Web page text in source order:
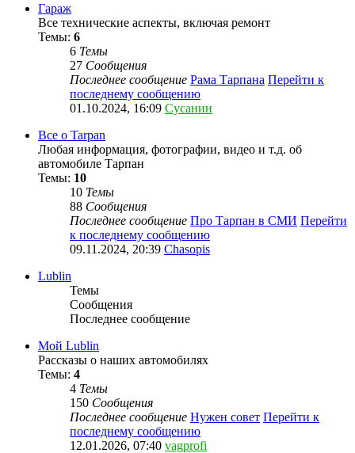
Гараж
Все технические аспекты, включая ремонт
Темы: 6
6 Темы
27 Сообщения
Последнее сообщение Рама Тарпана Перейти к
последнему сообщению
01.10.2024, 16:09 Сусанин
Все о Tarpan
Любая информация, фотографии, видео и т.д. об
автомобиле Тарпан
Темы: 10
10 Темы
88 Сообщения
Последнее сообщение Про Тарпан в СМИ Перейти
к последнему сообщению
09.11.2024, 20:39 Chasopis
Lublin
Темы
Сообщения
Последнее сообщение
Мой Lublin
Рассказы о наших автомобилях
Темы: 4
4 Темы
150 Сообщения
Последнее сообщение Нужен совет Перейти к
последнему сообщению
12.01.2026, 07:40 vagprofi